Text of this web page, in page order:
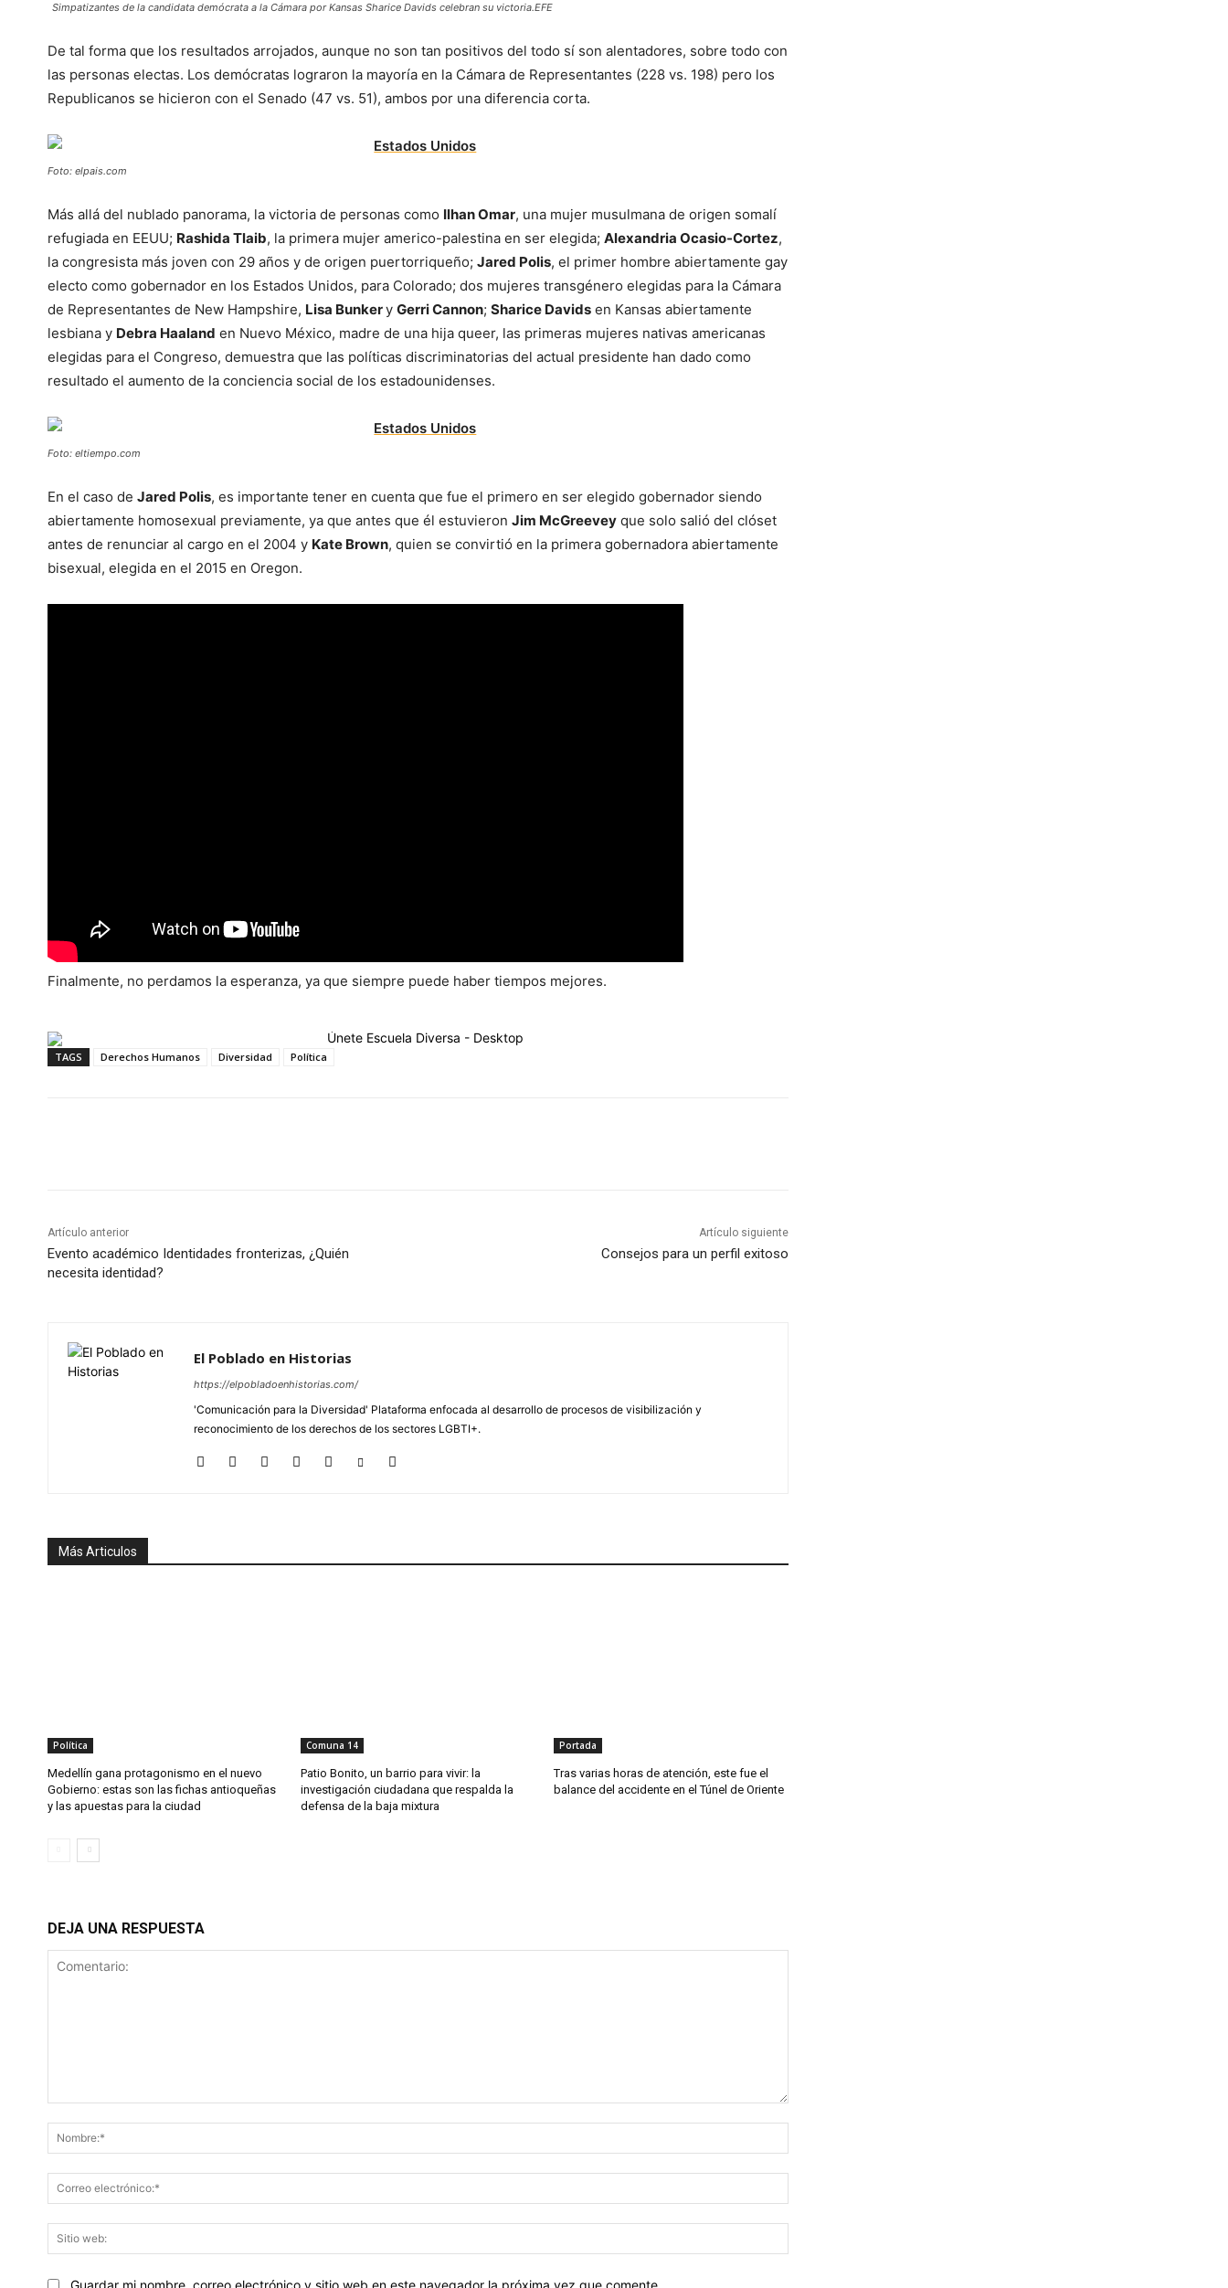
Simpatizantes de la candidata demócrata a la Cámara por Kansas Sharice Davids celebran su victoria.EFE
De tal forma que los resultados arrojados, aunque no son tan positivos del todo sí son alentadores, sobre todo con
las personas electas. Los demócratas lograron la mayoría en la Cámara de Representantes (228 vs. 198) pero los
Republicanos se hicieron con el Senado (47 vs. 51), ambos por una diferencia corta.
Foto: elpais.com
Más allá del nublado panorama, la victoria de personas como Ilhan Omar, una mujer musulmana de origen somalí
refugiada en EEUU; Rashida Tlaib, la primera mujer americo-palestina en ser elegida; Alexandria Ocasio-Cortez,
la congresista más joven con 29 años y de origen puertorriqueño; Jared Polis, el primer hombre abiertamente gay
electo como gobernador en los Estados Unidos, para Colorado; dos mujeres transgénero elegidas para la Cámara
de Representantes de New Hampshire, Lisa Bunkery Gerri Cannon; Sharice Davids en Kansas abiertamente
lesbiana y Debra Haaland en Nuevo México, madre de una hija queer, las primeras mujeres nativas americanas
elegidas para el Congreso, demuestra que las políticas discriminatorias del actual presidente han dado como
resultado el aumento de la conciencia social de los estadounidenses.
Foto: eltiempo.com
En el caso de Jared Polis, es importante tener en cuenta que fue el primero en ser elegido gobernador siendo
abiertamente homosexual previamente, ya que antes que él estuvieron Jim McGreevey que solo salió del clóset
antes de renunciar al cargo en el 2004 y Kate Brown, quien se convirtió en la primera gobernadora abiertamente
bisexual, elegida en el 2015 en Oregon.
Finalmente, no perdamos la esperanza, ya que siempre puede haber tiempos mejores.
TAGS Derechos Humanos Diversidad Política
Artículo anterior
Evento académico Identidades fronterizas, ¿Quién
necesita identidad?
Artículo siguiente
Consejos para un perfil exitoso
El Poblado en Historias
https://elpobladoenhistorias.com/
'Comunicación para la Diversidad' Plataforma enfocada al desarrollo de procesos de visibilización y
reconocimiento de los derechos de los sectores LGBTI+.
Más Articulos
Política
Medellín gana protagonismo en el nuevo
Gobierno: estas son las fichas antioqueñas
y las apuestas para la ciudad
Comuna 14
Patio Bonito, un barrio para vivir: la
investigación ciudadana que respalda la
defensa de la baja mixtura
Portada
Tras varias horas de atención, este fue el
balance del accidente en el Túnel de Oriente
DEJA UNA RESPUESTA
electrónico:*
web:
Guardar mi nombre, correo electrónico y sitio web en este navegador la próxima vez que comente.